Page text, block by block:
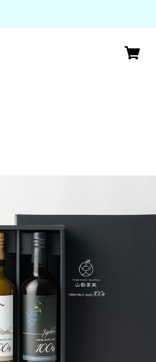
ン 3種 3本セット 果汁100％スト
最高級ぶどうジュース
¥19,440